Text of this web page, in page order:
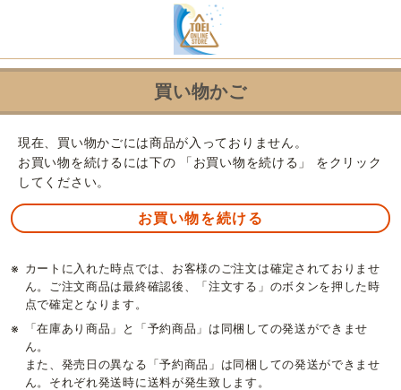
買い物かご
現在、買い物かごには商品が入っておりません。
お買い物を続けるには下の 「お買い物を続ける」 をクリック
してください。
※ カートに入れた時点では、お客様のご注文は確定されておりませ
ん。ご注文商品は最終確認後、「注文する」のボタンを押した時
点で確定となります。
※
「在庫あり商品」と「予約商品」は同梱しての発送ができませ
ん。
また、発売日の異なる「予約商品」は同梱しての発送ができませ
ん。それぞれ発送時に送料が発生致します。